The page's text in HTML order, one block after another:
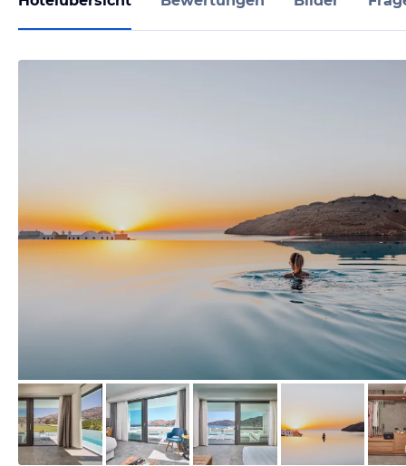
vom Hotelier, November 2024